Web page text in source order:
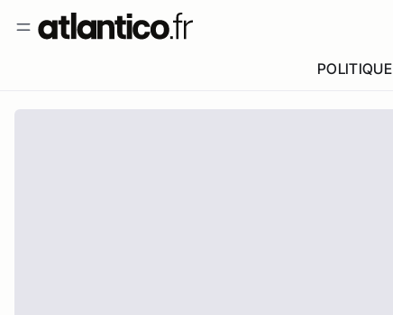
POLITIQUE